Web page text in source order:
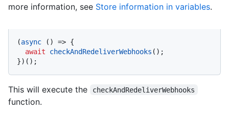
more information, see Store information in variables.
(async () => {
await
checkAndRedeliverWebhooks ();
})();
This will execute the checkAndRedeliverWebhooks
function.